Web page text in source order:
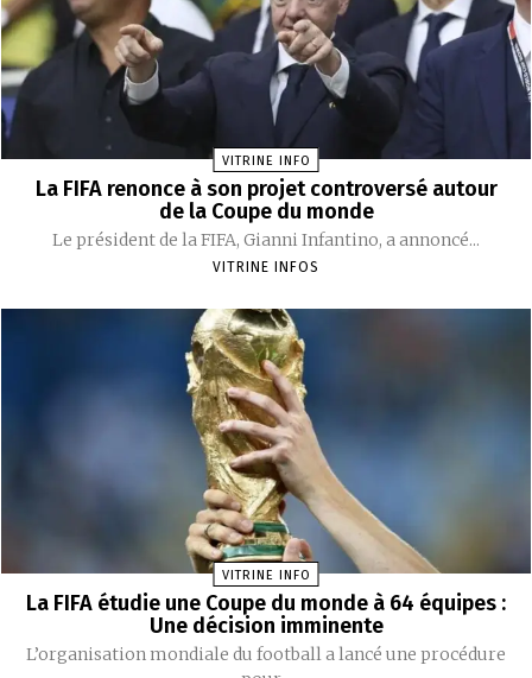
VITRINE INFO
La FIFA renonce à son projet controversé autour
de la Coupe du monde
Le président de la FIFA, Gianni Infantino, a annoncé...
VITRINE INFOS
VITRINE INFO
La FIFA étudie une Coupe du monde à 64 équipes :
Une décision imminente
L’organisation mondiale du football a lancé une procédure